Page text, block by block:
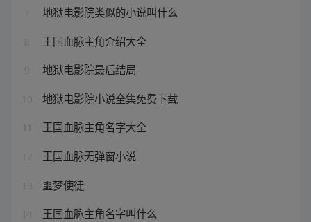
7 地狱电影院类似的小说叫什么
8 王国血脉主角介绍大全
9 地狱电影院最后结局
10 地狱电影院小说全集免费下载
王国血脉主角名字大全
12 王国血脉无弹窗小说
13 噩梦使徒
14 王国血脉主角名字叫什么